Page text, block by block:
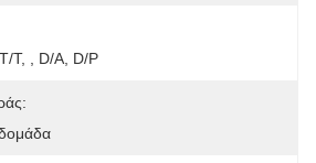
T, , D/A, D/P